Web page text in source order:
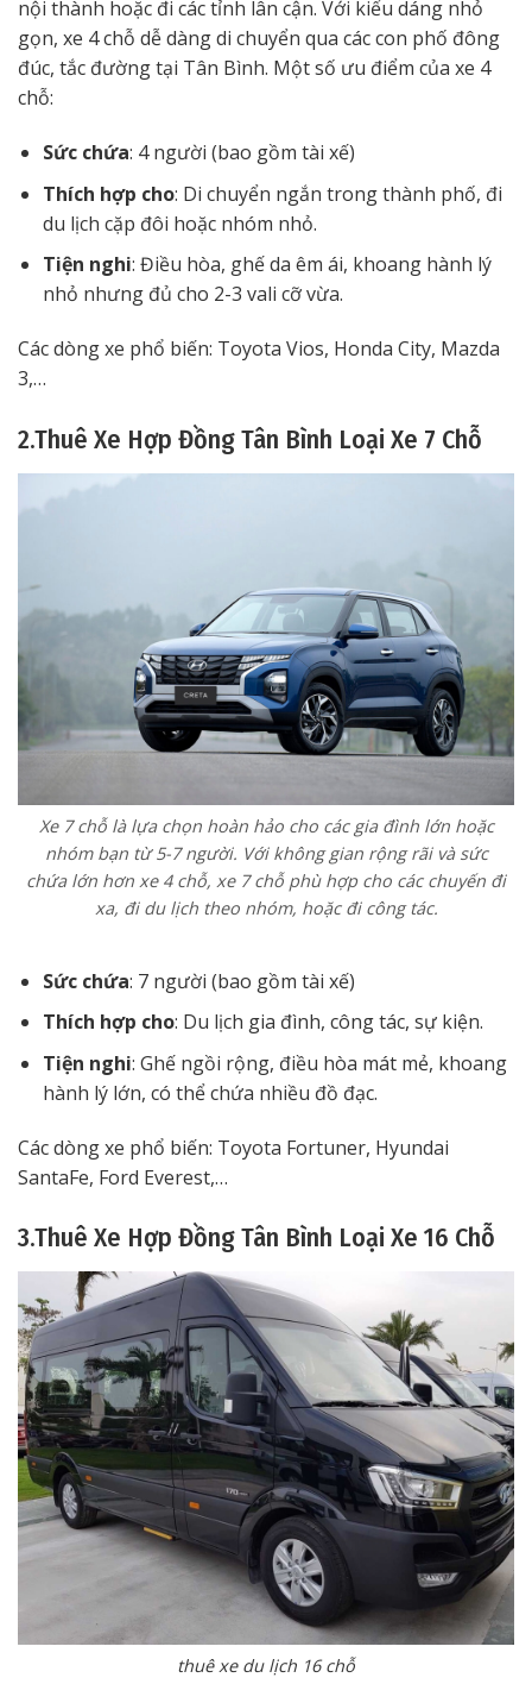
nội thành hoặc đi các tỉnh lân cận. Với kiểu dáng nhỏ
gọn, xe 4 chỗ dễ dàng di chuyển qua các con phố đông
đúc, tắc đường tại Tân Bình. Một số ưu điểm của xe 4
chỗ:
Sức chứa: 4 người (bao gồm tài xế)
Thích hợp cho: Di chuyển ngắn trong thành phố, đi
du lịch cặp đôi hoặc nhóm nhỏ.
Tiện nghi: Điều hòa, ghế da êm ái, khoang hành lý
nhỏ nhưng đủ cho 2-3 vali cỡ vừa.
Các dòng xe phổ biến: Toyota Vios, Honda City, Mazda
3,…
2.Thuê Xe Hợp Đồng Tân Bình Loại Xe 7 Chỗ
Xe 7 chỗ là lựa chọn hoàn hảo cho các gia đình lớn hoặc
nhóm bạn từ 5-7 người. Với không gian rộng rãi và sức
chứa lớn hơn xe 4 chỗ, xe 7 chỗ phù hợp cho các chuyến đi
xa, đi du lịch theo nhóm, hoặc đi công tác.
Sức chứa: 7 người (bao gồm tài xế)
Thích hợp cho: Du lịch gia đình, công tác, sự kiện.
Tiện nghi: Ghế ngồi rộng, điều hòa mát mẻ, khoang
hành lý lớn, có thể chứa nhiều đồ đạc.
Các dòng xe phổ biến: Toyota Fortuner, Hyundai
SantaFe, Ford Everest,…
3.Thuê Xe Hợp Đồng Tân Bình Loại Xe 16 Chỗ
thuê xe du lịch 16 chỗ